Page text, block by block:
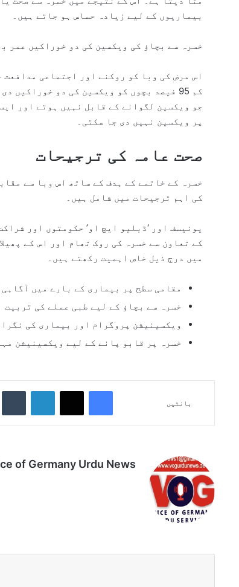
بیماریوں کے لیے زیادہ حساس ہو جاتے ہیں۔
خسرہ سے بچاؤ کی ویکسین کی دو خوراکیں عمر بھر کے لیے تقریباً 97
اس مرض کی وبا کو روکنے اور اجتماعی مدافعت
کم 95 فیصد بچوں کو ویکسین کی دو
جو ویکسین لگوانے کے قابل نہیں ہوتے اور
پر ویکسین نہیں دی جا سکتی۔
صحت عامہ کی ترجیحات
خسرہ کے خاتمے کے ہدف کے ساتھ اس وبا سے
کی اہم ترجیحات میں شامل ہیں۔
یونیسف اور ‘ڈبلیو ایچ او’ حکومتوں اور
کے تعاون سے خسرہ کی روک تھام اور اس کے
میں درج ذیل خاص اہمیت رکھتے ہیں۔
مقامی سطح پر بیماری کے بارے میں
خسرہ سے بچاؤ کے لیے طبی عملے کی تربیت
ویکسینیشن پروگرام اور بیماری کی
خسرہ پر قابو پانے کے لیے ویکسینیشن
بانٹیں
X
LinkedIn
of Germany Urdu News